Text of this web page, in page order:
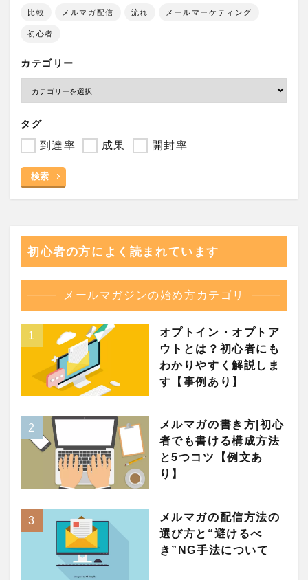
比較 メルマガ配信 流れ メールマーケティング
初心者
カテゴリー
タグ
到達率 成果 開封率
検索
初心者の方によく読まれています
メールマガジンの始め方カテゴリ
オプトイン・オプトア
ウトとは？初心者にも
わかりやすく解説しま
す【事例あり】
メルマガの書き方|初心
者でも書ける構成方法
と5つコツ【例文あ
り】
メルマガの配信方法の
選び方と“避けるべ
き”NG手法について